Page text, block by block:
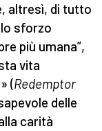
altresì, di tutto
sforzo
più umana”,
vita
(Redemptor
delle
carità